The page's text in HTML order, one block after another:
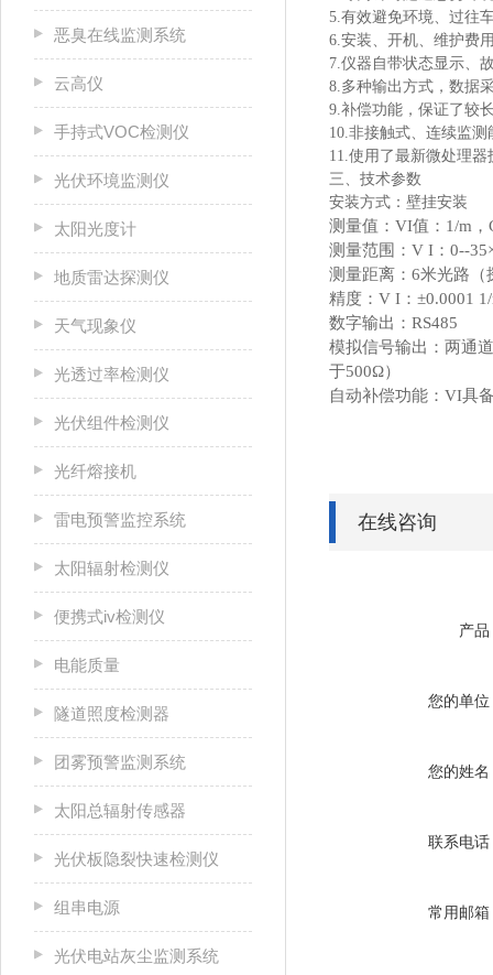
恶臭在线监测系统
云高仪
手持式VOC检测仪
光伏环境监测仪
太阳光度计
地质雷达探测仪
天气现象仪
光透过率检测仪
光伏组件检测仪
光纤熔接机
雷电预警监控系统
太阳辐射检测仪
便携式iv检测仪
电能质量
隧道照度检测器
团雾预警监测系统
太阳总辐射传感器
光伏板隐裂快速检测仪
组串电源
光伏电站灰尘监测系统
5.有效避免环境、过往
6.安装、开机、维护费
7.仪器自带状态显示、
8.多种输出方式，数据
9.补偿功能，保证了较
10.非接触式、连续监测
11.使用了最新微处理
三、技术参数
安装方式：壁挂安装
测量值：VI值：1/m，
测量范围：V I：0--
测量距离：6米光路（
精度：V I：±0.0001
数字输出：RS485
模拟信号输出：两通
于500Ω）
自动补偿功能：VI具
在线咨询
产品
您的单位
您的姓名
联系电话
常用邮箱